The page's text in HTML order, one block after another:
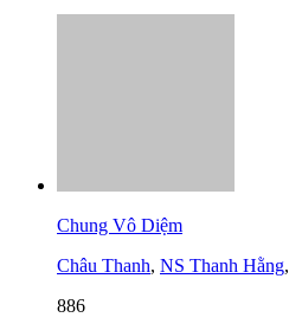
Chung Vô Diệm
Châu Thanh, NS Thanh Hằng,
886